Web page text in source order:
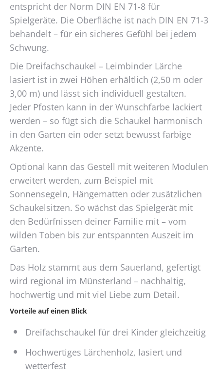
entspricht der Norm DIN EN 71-8 für
Spielgeräte. Die Oberfläche ist nach DIN EN 71-3
behandelt – für ein sicheres Gefühl bei jedem
Schwung.
Die Dreifachschaukel – Leimbinder Lärche
lasiert ist in zwei Höhen erhältlich (2,50 m oder
3,00 m) und lässt sich individuell gestalten.
Jeder Pfosten kann in der Wunschfarbe lackiert
werden – so fügt sich die Schaukel harmonisch
in den Garten ein oder setzt bewusst farbige
Akzente.
Optional kann das Gestell mit weiteren Modulen
erweitert werden, zum Beispiel mit
Sonnensegeln, Hängematten oder zusätzlichen
Schaukelsitzen. So wächst das Spielgerät mit
den Bedürfnissen deiner Familie mit – vom
wilden Toben bis zur entspannten Auszeit im
Garten.
Das Holz stammt aus dem Sauerland, gefertigt
wird regional im Münsterland – nachhaltig,
hochwertig und mit viel Liebe zum Detail.
Vorteile auf einen Blick
Dreifachschaukel für drei Kinder gleichzeitig
Hochwertiges Lärchenholz, lasiert und
wetterfest